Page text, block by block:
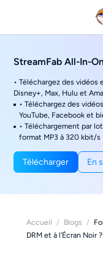
StreamFab All-In-
• Téléchargez des
Disney+, Max, Hulu et
• Téléchargez des
YouTube, Facebook et
• Téléchargement par
format MP3 à 320 kbit/s
Télécharger En
Accueil / Blogs /
DRM et à l'Écran Noir ?